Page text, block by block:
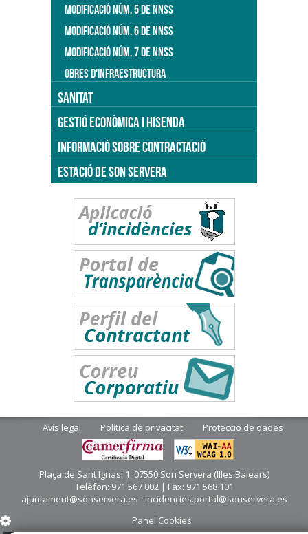
MODIFICACIÓ NÚM. 5 DE NNSS
MODIFICACIÓ NÚM. 6 DE NNSS
MODIFICACIÓ NÚM. 7 DE NNSS
OBRES D'INFRAESTRUCTURA
SANITAT
GESTIÓ ECONÒMICA I HISENDA
INFORMACIÓ SOBRE CONTRACTACIÓ
ESTACIÓ DE SON SERVERA
Avís legal Política de privacitat Protecció de dades
Plaça de Sant Ignasi 1. 07550 Son Servera (Illes Balears)
Telèfon: 971 567 002 | Fax: 971 568 101
ajuntament@sonservera.es - incidencies.portal@sonservera.es
Panel Cookies